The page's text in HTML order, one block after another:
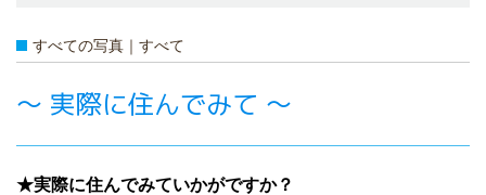
すべての写真｜すべて
～ 実際に住んでみて ～
★実際に住んでみていかがですか？